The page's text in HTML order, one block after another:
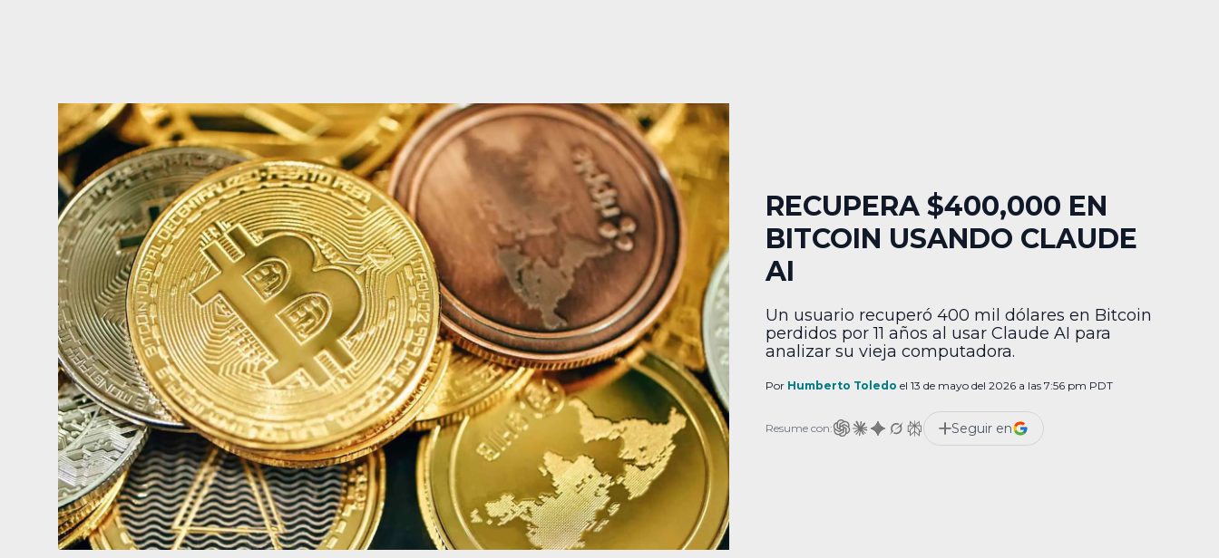
RECUPERA $400,000 EN
BITCOIN USANDO CLAUDE
AI
Un usuario recuperó 400 mil dólares en Bitcoin
perdidos por 11 años al usar Claude AI para
analizar su vieja computadora.
Por Humberto Toledo el 13 de mayo del 2026 a las 7:56 pm PDT
Resume con: Seguir en